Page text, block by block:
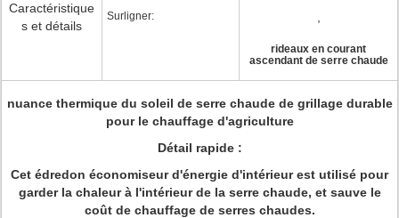
Caractéristique
s et détails
Surligner:
rideaux en courant
ascendant de serre chaude
nuance thermique du soleil de serre chaude de grillage durable
pour le chauffage d'agriculture
Détail rapide :
Cet édredon économiseur d'énergie d'intérieur est utilisé pour
garder la chaleur à l'intérieur de la serre chaude, et sauve le
coût de chauffage de serres chaudes.